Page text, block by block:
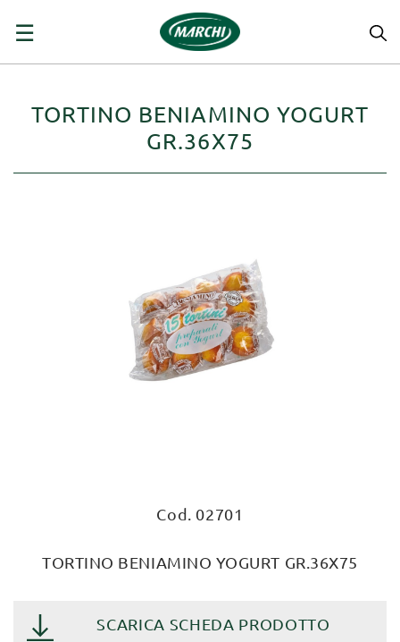
navigazione
☰
TORTINO BENIAMINO YOGURT
GR.36X75
Cod. 02701
TORTINO BENIAMINO YOGURT GR.36X75
SCARICA SCHEDA PRODOTTO